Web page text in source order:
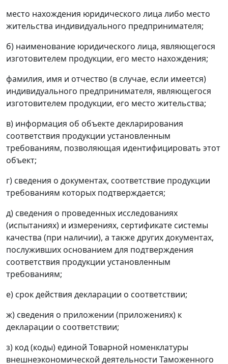
место нахождения юридического лица либо место
жительства индивидуального предпринимателя;
б) наименование юридического лица, являющегося
изготовителем продукции, его место нахождения;
фамилия, имя и отчество (в случае, если имеется)
индивидуального предпринимателя, являющегося
изготовителем продукции, его место жительства;
в) информация об объекте декларирования
соответствия продукции установленным
требованиям, позволяющая идентифицировать этот
объект;
г) сведения о документах, соответствие продукции
требованиям которых подтверждается;
д) сведения о проведенных исследованиях
(испытаниях) и измерениях, сертификате системы
качества (при наличии), а также других документах,
послуживших основанием для подтверждения
соответствия продукции установленным
требованиям;
е) срок действия декларации о соответствии;
ж) сведения о приложении (приложениях) к
декларации о соответствии;
з) код (коды) единой Товарной номенклатуры
внешнеэкономической деятельности Таможенного